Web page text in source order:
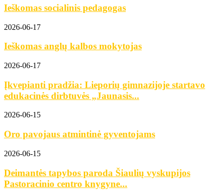
Ieškomas socialinis pedagogas
2026-06-17
Ieškomas anglų kalbos mokytojas
2026-06-17
Įkvepianti pradžia: Lieporių gimnazijoje startavo
edukacinės dirbtuvės „Jaunasis...
2026-06-15
Oro pavojaus atmintinė gyventojams
2026-06-15
Deimantės tapybos paroda Šiaulių vyskupijos
Pastoracinio centro knygyne...